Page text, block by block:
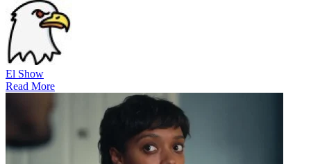
El Show
Read More